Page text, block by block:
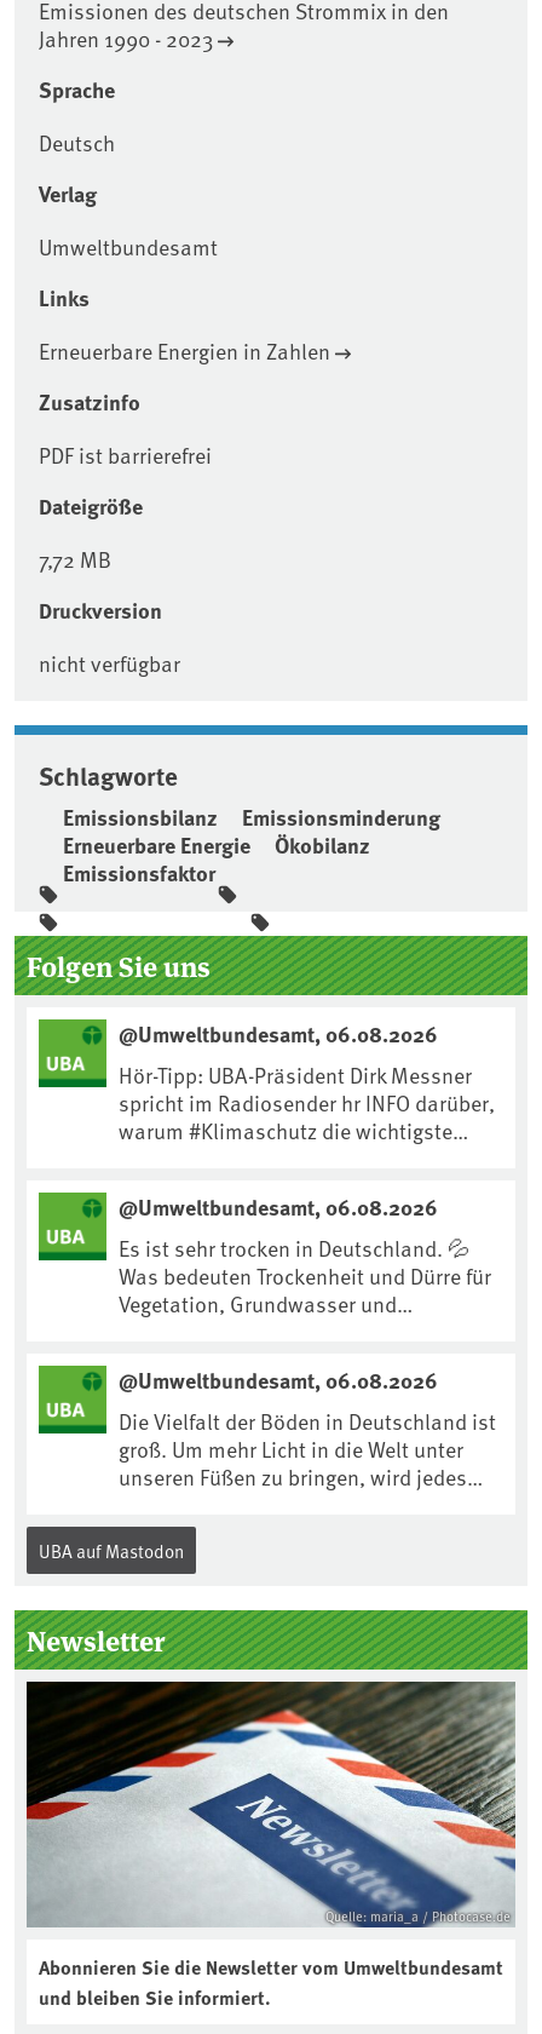
Emissionen des deutschen Strommix in den
Jahren 1990 - 2023
Sprache
Deutsch
Verlag
Umweltbundesamt
Links
Erneuerbare Energien in Zahlen
Zusatzinfo
PDF ist barrierefrei
Dateigröße
7,72 MB
Druckversion
nicht verfügbar
Schlagworte
Emissionsbilanz
Emissionsminderung
Erneuerbare Energie
Ökobilanz
Emissionsfaktor
Seitenleiste
Folgen Sie uns
@Umweltbundesamt, 06.08.2026
Hör-Tipp: UBA-Präsident Dirk Messner
spricht im Radiosender hr INFO darüber,
warum #Klimaschutz die wichtigste
https://www.ardsounds.de/episode/urn
:ard:episode:0e7cf1c4b819c26d/
@Umweltbundesamt, 06.08.2026
Es ist sehr trocken in Deutschland. 💦
Was bedeuten Trockenheit und Dürre für
Vegetation, Grundwasser und
anpassen?🤔Antworten auf diese und
weitere Fragen auf unserer Webseite:
www.uba.de/trockenheit #Trockenheit
#Klimawandel
@Umweltbundesamt, 06.08.2026
Die Vielfalt der Böden in Deutschland ist
groß. Um mehr Licht in die Welt unter
unseren Füßen zu bringen, wird jedes
Internationalen Tag des Bodens, der
„Boden des Jahres“ vorgestellt. Das UBA
Kuratorium, wie wird der Boden des
Jahres ausgewählt und was passiert
eigentlich während eines solchen
Bodenjahres? Infos dazu gibt es im
aktuellen Podcast „Soilcast“. Jetzt
reinhören:
https://soilcast.de/interview/sc202-
interview-die-kuer-der-krume/
UBA auf Mastodon
Newsletter
Quelle: maria_a / Photocase.de
Abonnieren Sie die Newsletter vom Umweltbundesamt
und bleiben Sie informiert.